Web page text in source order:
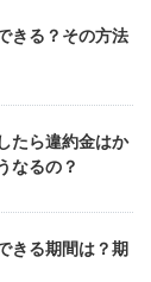
きる？その方法
たら違約金はか
なるの？
きる期間は？期